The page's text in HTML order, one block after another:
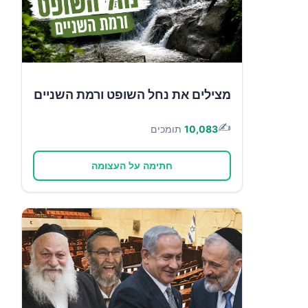
מצילים את נחל השופט ורמת השניים
✍️
10,083 תומכים
חתימה על העצומה